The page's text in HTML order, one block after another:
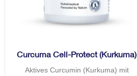
Curcuma Cell-Protect (Kurkuma)
Aktives Curcumin (Kurkuma) mit